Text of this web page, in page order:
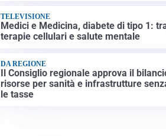
TELEVISIONE
Medici e Medicina, diabete di tipo 1:
terapie cellulari e salute mentale
DA REGIONE
Il Consiglio regionale approva il
risorse per sanità e infrastrutture
le tasse